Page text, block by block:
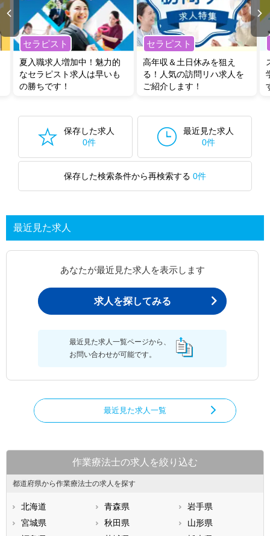
セラピスト
夏入職求人増加中！魅力的
なセラピスト求人は早いも
の勝ちです！
セラピスト
高年収＆土日休みを狙え
る！人気の訪問リハ求人を
ご紹介します！
保存した求人
0件
最近見た求人
0件
保存した検索条件から再検索する 0件
最近見た求人
あなたが最近見た求人を表示します
求人を探してみる
最近見た求人一覧ページから、
お問い合わせが可能です。
最近見た求人一覧
作業療法士の求人を絞り込む
都道府県から作業療法士の求人を探す
北海道 青森県
岩手県
宮城県
秋田県
山形県